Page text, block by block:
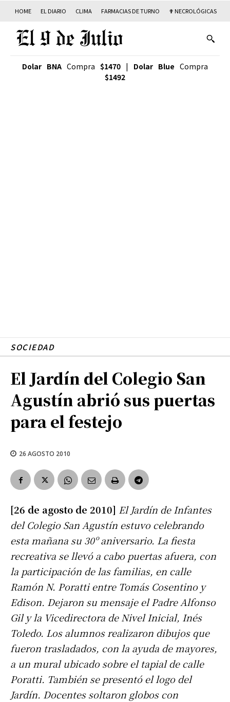
HOME EL DIARIO CLIMA FARMACIAS DE TURNO ✟ NECROLÓGICAS
Dolar BNA Compra $1470 | Dolar Blue Compra
$1492
SOCIEDAD
El Jardín del Colegio San
Agustín abrió sus puertas
para el festejo
26 AGOSTO 2010
[26 de agosto de 2010] El Jardín de Infantes
del Colegio San Agustín estuvo celebrando
esta mañana su 30º aniversario. La fiesta
recreativa se llevó a cabo puertas afuera, con
la participación de las familias, en calle
Ramón N. Poratti entre Tomás Cosentino y
Edison. Dejaron su mensaje el Padre Alfonso
Gil y la Vicedirectora de Nivel Inicial, Inés
Toledo. Los alumnos realizaron dibujos que
fueron trasladados, con la ayuda de mayores,
a un mural ubicado sobre el tapial de calle
Poratti. También se presentó el logo del
Jardín. Docentes soltaron globos con